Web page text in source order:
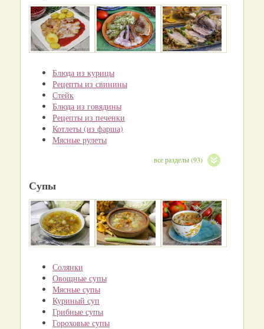
Блюда из курицы
Рецепты из свинины
Стейк
Блюда из говядины
Рецепты из печенки
Котлеты (из фарша)
Мясные рулеты
все разделы (93)
Супы
Солянки
Овощные супы
Мясные супы
Куриный суп
Грибные супы
Гороховые супы